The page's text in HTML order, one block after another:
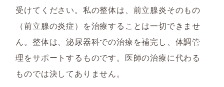
受けてください。私の整体は、前立腺炎そのもの
（前立腺の炎症）を治療することは一切できませ
ん。整体は、泌尿器科での治療を補完し、体調管
理をサポートするものです。医師の治療に代わる
ものでは決してありません。